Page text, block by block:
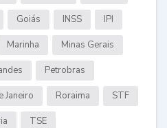
Goiás INSS IPI
Marinha Minas Gerais
Petrobras
Janeiro Roraima STF
TSE